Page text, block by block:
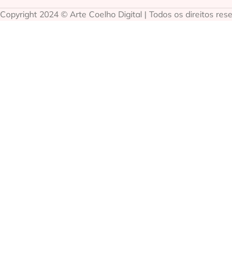
Copyright 2024 © Arte Coelho Digital | Todos os direitos